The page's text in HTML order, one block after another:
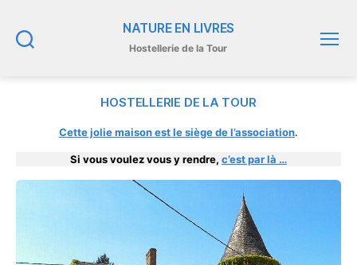
NATURE EN LIVRES
Hostellerie de la Tour
HOSTELLERIE DE LA TOUR
Cette jolie maison est le siège de l’association.
Si vous voulez vous y rendre, c’est par là …